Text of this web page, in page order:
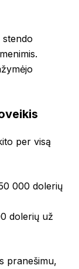
per visą
000 dolerių
dolerių už
pranešimu,